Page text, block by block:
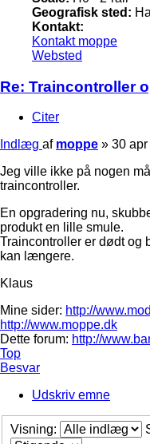
Geografisk sted:
Kontakt:
Kontakt moppe
Websted
Re: Traincontroller
Citer
Indlæg af moppe » 30
Jeg ville ikke på nogen
traincontroller.
En opgradering nu,
produkt en lille smule.
Traincontroller er dødt og
kan længere.
Klaus
Mine sider: http://
http://www.moppe.dk
Dette forum: http://
Top
Besvar
Udskriv emne
Visning: